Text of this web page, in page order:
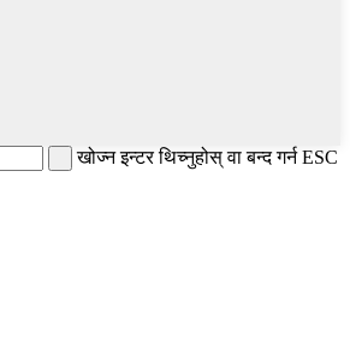
खोज्न इन्टर थिच्नुहोस् वा बन्द गर्न ESC